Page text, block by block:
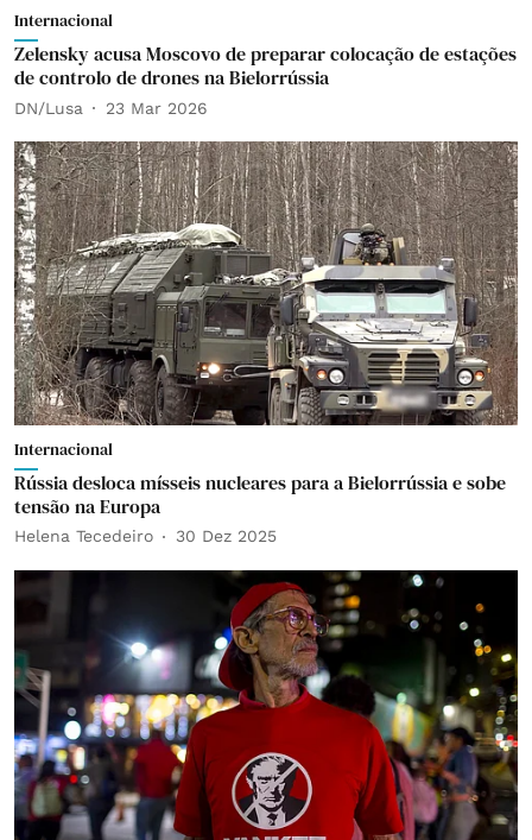
Internacional
Zelensky acusa Moscovo de preparar colocação de estações
de controlo de drones na Bielorrússia
DN/Lusa 23 Mar 2026
Internacional
Rússia desloca mísseis nucleares para a Bielorrússia e sobe
tensão na Europa
Helena Tecedeiro 30 Dez 2025